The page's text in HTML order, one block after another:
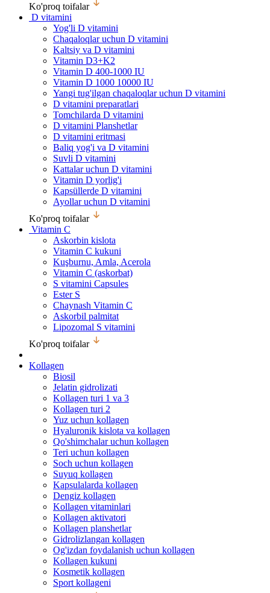
Ko'proq toifalar
D vitamini
Yog'li D vitamini
Chaqaloqlar uchun D vitamini
Kaltsiy va D vitamini
Vitamin D3+K2
Vitamin D 400-1000 IU
Vitamin D 1000 10000 IU
Yangi tug'ilgan chaqaloqlar uchun D vitamini
D vitamini preparatlari
Tomchilarda D vitamini
D vitamini Planshetlar
D vitamini eritmasi
Baliq yog'i va D vitamini
Suvli D vitamini
Kattalar uchun D vitamini
Vitamin D yorlig'i
Kapsüllerde D vitamini
Ayollar uchun D vitamini
Ko'proq toifalar
Vitamin C
Askorbin kislota
Vitamin C kukuni
Kuşburnu, Amla, Acerola
Vitamin C (askorbat)
S vitamini Capsules
Ester S
Chaynash Vitamin C
Askorbil palmitat
Lipozomal S vitamini
Ko'proq toifalar
Kollagen
Biosil
Jelatin gidrolizati
Kollagen turi 1 va 3
Kollagen turi 2
Yuz uchun kollagen
Hyaluronik kislota va kollagen
Qo'shimchalar uchun kollagen
Teri uchun kollagen
Soch uchun kollagen
Suyuq kollagen
Kapsulalarda kollagen
Dengiz kollagen
Kollagen vitaminlari
Kollagen aktivatori
Kollagen planshetlar
Gidrolizlangan kollagen
Og'izdan foydalanish uchun kollagen
Kollagen kukuni
Kosmetik kollagen
Sport kollageni